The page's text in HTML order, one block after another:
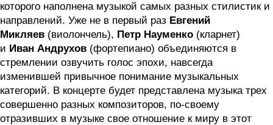
которого наполнена музыкой самых разных стилистик и
направлений. Уже не в первый раз Евгений
Микляев (виолончель), Петр Науменко (кларнет)
и Иван Андрухов (фортепиано) объединяются в
стремлении озвучить голос эпохи, навсегда
изменившей привычное понимание музыкальных
категорий. В концерте будет представлена музыка трех
совершенно разных композиторов, по-своему
отразивших в музыке свое отношение к миру в этот